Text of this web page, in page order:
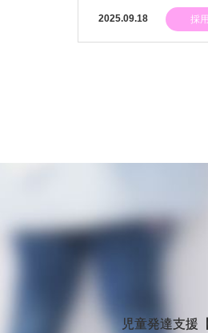
2025.09.18 採
児童発達支援